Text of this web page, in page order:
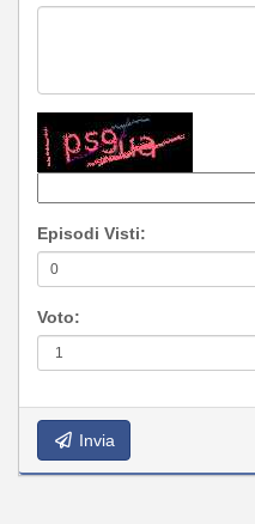
Episodi Visti:
Voto:
Invia